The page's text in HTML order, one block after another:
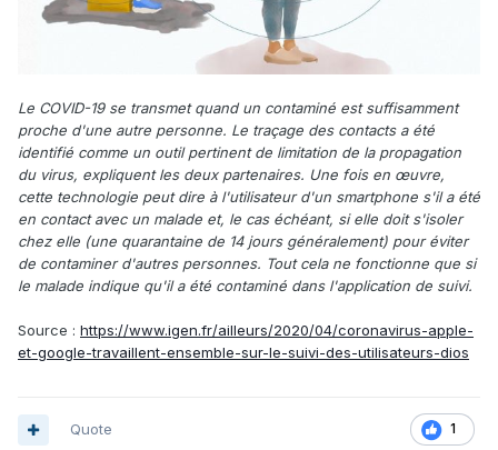
Le COVID-19 se transmet quand un contaminé est suffisamment
proche d'une autre personne. Le traçage des contacts a été
identifié comme un outil pertinent de limitation de la propagation
du virus, expliquent les deux partenaires. Une fois en œuvre,
cette technologie peut dire à l'utilisateur d'un smartphone s'il a été
en contact avec un malade et, le cas échéant, si elle doit s'isoler
chez elle (une quarantaine de 14 jours généralement) pour éviter
de contaminer d'autres personnes. Tout cela ne fonctionne que si
le malade indique qu'il a été contaminé dans l'application de suivi.
Source : https://www.igen.fr/ailleurs/2020/04/coronavirus-apple-
et-google-travaillent-ensemble-sur-le-suivi-des-utilisateurs-dios
1
Quote